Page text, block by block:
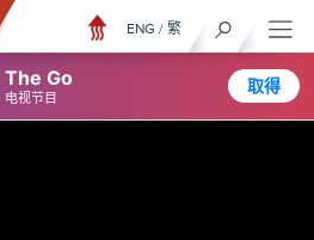
The Go
视节目
取得
ENG / 繁